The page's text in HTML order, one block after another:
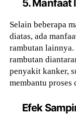
5. Manfaat
Selain beberapa
diatas, ada
rambutan
rambutan
penyakit kanker,
membantu
Efek